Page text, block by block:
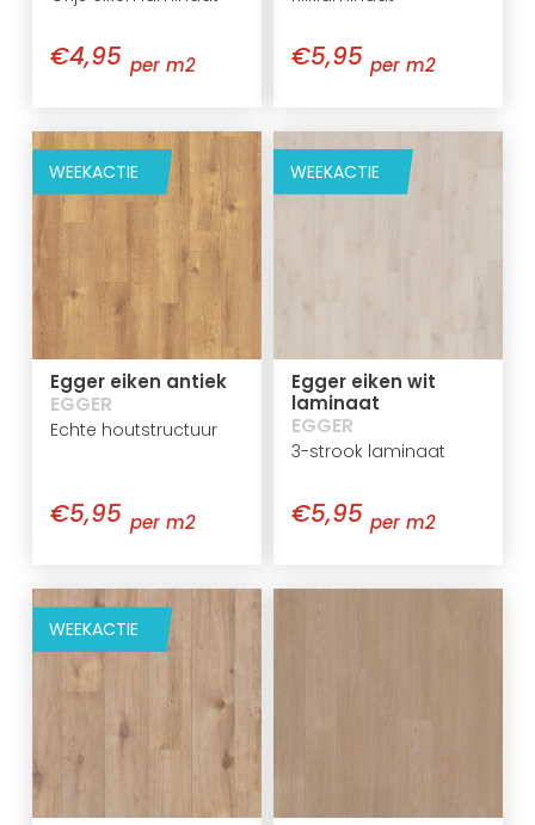
€4,95 per m2 €5,95 per m2
WEEKACTIE
Egger eiken antiek
EGGER
Echte houtstructuur
€5,95 per m2
WEEKACTIE
Egger eiken wit
laminaat
EGGER
3-strook laminaat
€5,95 per m2
WEEKACTIE